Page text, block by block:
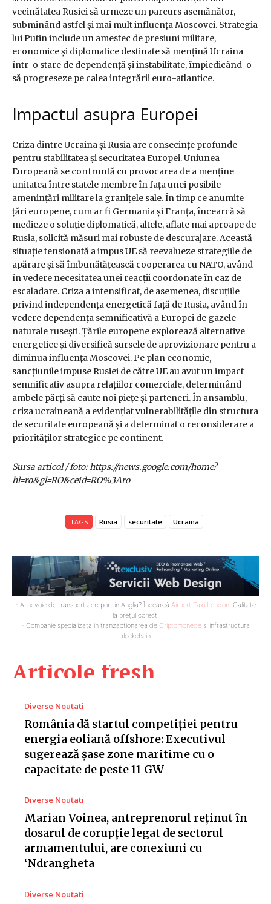
Articole fresh
Diverse Noutati
România dă startul competiției pentru
energia eoliană offshore: Executivul
sugerează șase zone maritime cu o
capacitate de peste 11 GW
Diverse Noutati
Marian Voinea, antreprenorul reținut în
dosarul de corupție legat de sectorul
armamentului, are conexiuni cu
‘Ndrangheta
Diverse Noutati
vecinătatea Rusiei să urmeze un parcurs asemănător,
subminând astfel și mai mult influența Moscovei. Strategia
lui Putin include un amestec de presiuni militare,
economice și diplomatice destinate să mențină Ucraina
într-o stare de dependență și instabilitate, împiedicând-o
să progreseze pe calea integrării euro-atlantice.
Impactul asupra Europei
Criza dintre Ucraina și Rusia are consecințe profunde
pentru stabilitatea și securitatea Europei. Uniunea
Europeană se confruntă cu provocarea de a menține
unitatea între statele membre în fața unei posibile
amenințări militare la granițele sale. În timp ce anumite
țări europene, cum ar fi Germania și Franța, încearcă să
medieze o soluție diplomatică, altele, aflate mai aproape de
Rusia, solicită măsuri mai robuste de descurajare. Această
situație tensionată a impus UE să reevalueze strategiile de
apărare și să îmbunătățească cooperarea cu NATO, având
în vedere necesitatea unei reacții coordonate în caz de
escaladare. Criza a intensificat, de asemenea, discuțiile
privind independența energetică față de Rusia, având în
vedere dependența semnificativă a Europei de gazele
naturale rusești. Țările europene explorează alternative
energetice și diversifică sursele de aprovizionare pentru a
diminua influența Moscovei. Pe plan economic,
sancțiunile impuse Rusiei de către UE au avut un impact
semnificativ asupra relațiilor comerciale, determinând
ambele părți să caute noi piețe și parteneri. În ansamblu,
criza ucraineană a evidențiat vulnerabilitățile din structura
de securitate europeană și a determinat o reconsiderare a
priorităților strategice pe continent.
Sursa articol / foto: https://news.google.com/home?
hl=ro&gl=RO&ceid=RO%3Aro
TAGS Rusia securitate Ucraina
- Ai nevoie de transport aeroport in Anglia? Încearcă Airport Taxi London. Calitate
la prețul corect.
- Companie specializata in tranzactionarea de Criptomonede si infrastructura
blockchain.